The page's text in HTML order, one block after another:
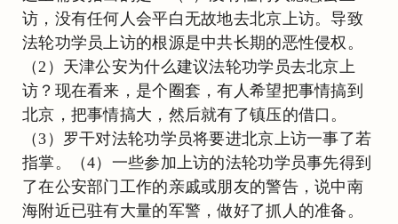
访，没有任何人会平白无故地去北京上访。导致
法轮功学员上访的根源是中共长期的恶性侵权。
（2）天津公安为什么建议法轮功学员去北京上
访？现在看来，是个圈套，有人希望把事情搞到
北京，把事情搞大，然后就有了镇压的借口。
（3）罗干对法轮功学员将要进北京上访一事了若
指掌。（4）一些参加上访的法轮功学员事先得到
了在公安部门工作的亲戚或朋友的警告，说中南
海附近已驻有大量的军警，做好了抓人的准备。